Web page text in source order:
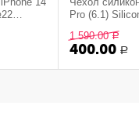
Pro (6.1)
1 590.00 Р
400.00 Р